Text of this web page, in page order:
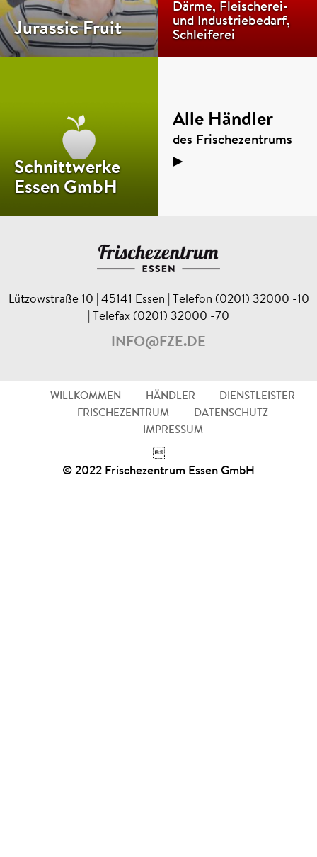
Jurassic Fruit
Därme, Fleischerei-
und Industriebedarf,
Schleiferei
Schnittwerke
Essen GmbH
Alle Händler
des Frischezentrums
▶
Lützowstraße 10 | 45141 Essen | Telefon (0201) 32000 -10
| Telefax (0201) 32000 -70
INFO@FZE.DE
WILLKOMMEN HÄNDLER
DIENSTLEISTER
FRISCHEZENTRUM
DATENSCHUTZ
IMPRESSUM

© 2022 Frischezentrum Essen GmbH